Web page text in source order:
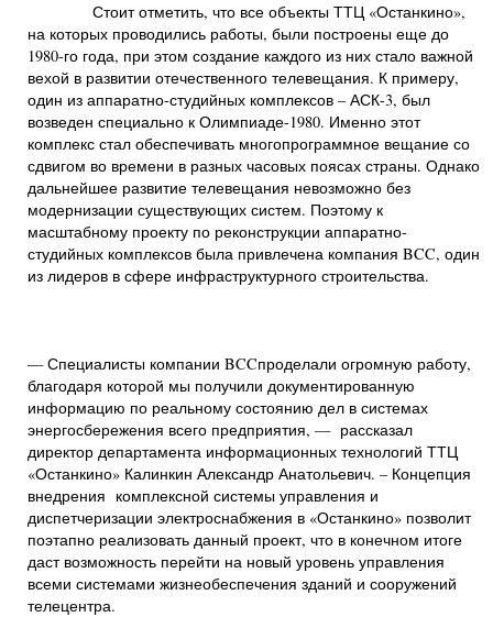
Стоит отметить, что все объекты ТТЦ «Останкино»,
на которых проводились работы, были построены еще до
1980-го года, при этом создание каждого из них стало важной
вехой в развитии отечественного телевещания. К примеру,
один из аппаратно-студийных комплексов – АСК-3, был
возведен специально к Олимпиаде-1980. Именно этот
комплекс стал обеспечивать многопрограммное вещание со
сдвигом во времени в разных часовых поясах страны. Однако
дальнейшее развитие телевещания невозможно без
модернизации существующих систем. Поэтому к
масштабному проекту по реконструкции аппаратно-
студийных комплексов была привлечена компания BCC, один
из лидеров в сфере инфраструктурного строительства.
— Специалисты компании BCCпроделали огромную работу,
благодаря которой мы получили документированную
информацию по реальному состоянию дел в системах
энергосбережения всего предприятия, — рассказал
директор департамента информационных технологий ТТЦ
«Останкино» Калинкин Александр Анатольевич. – Концепция
внедрения комплексной системы управления и
диспетчеризации электроснабжения в «Останкино» позволит
поэтапно реализовать данный проект, что в конечном итоге
даст возможность перейти на новый уровень управления
всеми системами жизнеобеспечения зданий и сооружений
телецентра.